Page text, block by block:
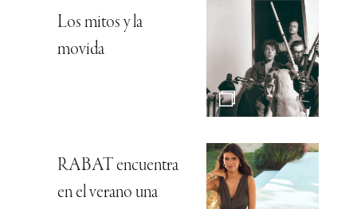
Los mitos y la
movida
RABAT encuentra
en el verano una